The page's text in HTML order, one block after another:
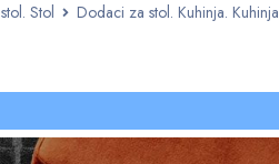
Stol Dodaci za stol. Kuhinja. Kuhinja